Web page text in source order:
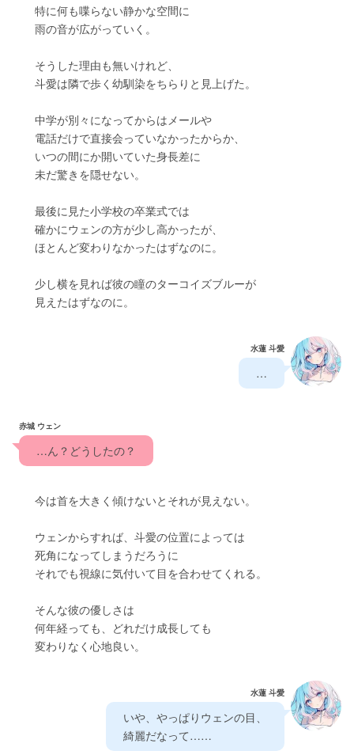
特に何も喋らない静かな空間に
雨の音が広がっていく。
そうした理由も無いけれど、
斗愛は隣で歩く幼馴染をちらりと見上げた。
中学が別々になってからはメールや
電話だけで直接会っていなかったからか、
いつの間にか開いていた身長差に
未だ驚きを隠せない。
最後に見た小学校の卒業式では
確かにウェンの方が少し高かったが、
ほとんど変わりなかったはずなのに。
少し横を見れば彼の瞳のターコイズブルーが
見えたはずなのに。
水蓮 斗愛
…
赤城 ウェン
…ん？どうしたの？
今は首を大きく傾けないとそれが見えない。
ウェンからすれば、斗愛の位置によっては
死角になってしまうだろうに
それでも視線に気付いて目を合わせてくれる。
そんな彼の優しさは
何年経っても、どれだけ成長しても
変わりなく心地良い。
水蓮 斗愛
いや、やっぱりウェンの目、
綺麗だなって……